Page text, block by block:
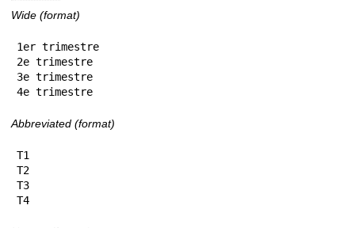
Wide (format)
1er trimestre
2e trimestre
3e trimestre
4e trimestre
Abbreviated (format)
T1
T2
T3
T4